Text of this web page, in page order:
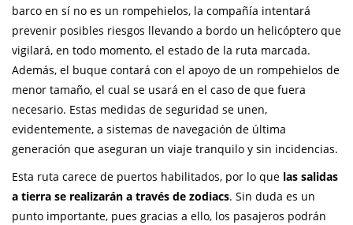
barco en sí no es un rompehielos, la compañía intentará
prevenir posibles riesgos llevando a bordo un helicóptero que
vigilará, en todo momento, el estado de la ruta marcada.
Además, el buque contará con el apoyo de un rompehielos de
menor tamaño, el cual se usará en el caso de que fuera
necesario. Estas medidas de seguridad se unen,
evidentemente, a sistemas de navegación de última
generación que aseguran un viaje tranquilo y sin incidencias.
Esta ruta carece de puertos habilitados, por lo que las salidas
a tierra se realizarán a través de zodiacs. Sin duda es un
punto importante, pues gracias a ello, los pasajeros podrán